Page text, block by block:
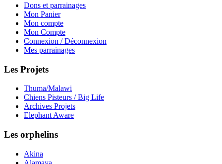
Dons et parrainages
Mon Panier
Mon compte
Mon Compte
Connexion / Déconnexion
Mes parrainages
Les Projets
Thuma/Malawi
Chiens Pisteurs / Big Life
Archives Projets
Elephant Aware
Les orphelins
Akina